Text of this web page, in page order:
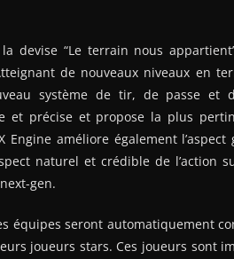
devise “Le terrain nous
de nouveaux niveaux en
système de tir, de passe et
et précise et propose la plus
Engine améliore également
naturel et crédible de
gen.
équipes seront automatiquement
joueurs stars. Ces joueurs sont